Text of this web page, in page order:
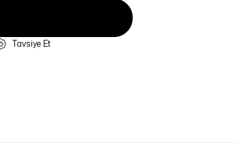
Tavsiye Et